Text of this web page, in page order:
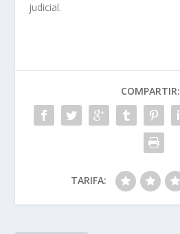
judicial.
COMPARTIR:
TARIFA: